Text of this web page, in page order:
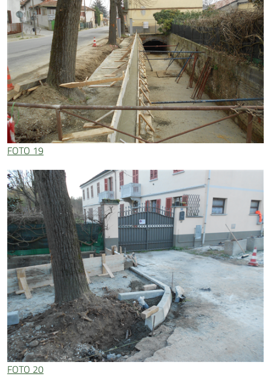
FOTO 19
FOTO 20